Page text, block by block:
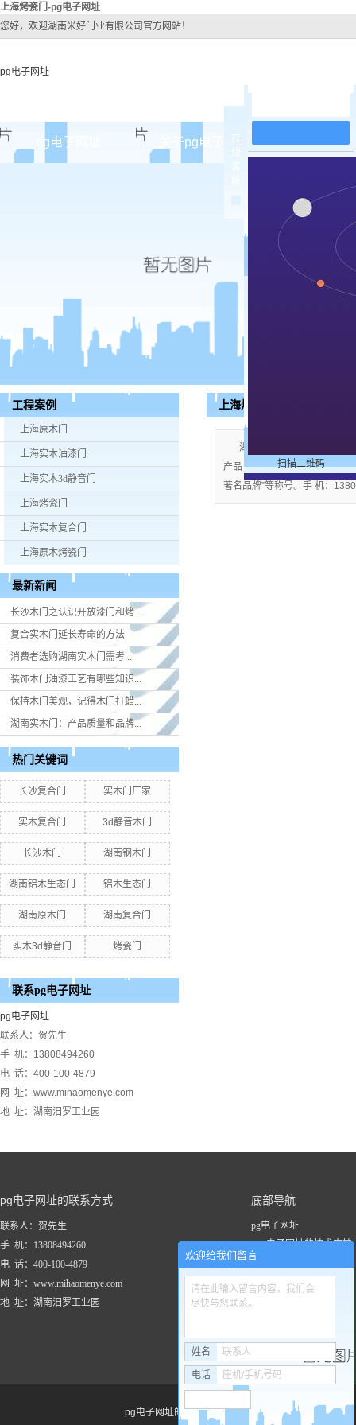
上海烤瓷门-pg电子网址
您好，欢迎湖南米好门业有限公司官方网站！
pg电子网址
pg电子网址 关于pg电子网址
公司团队
pg电子网址
上海实木
上海实木
上海烤
上海实木
工程案例
上海原木门
上海实木油漆门
上海实木3d静音门
上海烤瓷门
上海实木复合门
上海原木烤瓷门
最新新闻
长沙木门之认识开放漆门和烤...
复合实木门延长寿命的方法
消费者选购湖南实木门​需考...
装饰木门油漆工艺有哪些知识...
保持木门美观，记得木门打蜡...
湖南实木门：产品质量和品牌...
热门关键词
长沙复合门 实木门厂家
实木复合门 3d静音木门
长沙木门 湖南钢木门
湖南铝木生态门 铝木生态门
湖南原木门 湖南复合门
实木3d静音门 烤瓷门
联系pg电子网址
pg电子网址
联系人：贺先生
手 机：13808494260
电 话：400-100-4879
网 址：www.mihaomenye.com
地 址：湖南汨罗工业园
上海烤瓷门
湖南米好门业有限公司公
产品；企业视产品质量为生命
著名品牌”等称号。手 机：
pg电子网址的联系方式
联系人：贺先生
手 机：13808494260
电 话：400-100-4879
网 址：www.mihaomenye.com
地 址：湖南汨罗工业园
底部导航
pg电子网址
pg电子网址的技术支持
关于pg电子网址
工程案例
pg电子网址的友情链接：
在
扫描二维码
欢迎给我们留言
请在此输入留言内容，我们会
尽快与您联系。
姓名 联系人
电话 座机/手机号码